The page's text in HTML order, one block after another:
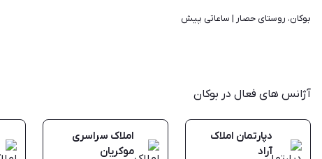
بوکان، روستای حصار | ساعاتی پیش
آژانس های فعال در بوکان
دپارتمان املاک
آراد
املاک سراسری
موکریان